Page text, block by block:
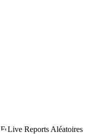
Live Reports Aléatoires